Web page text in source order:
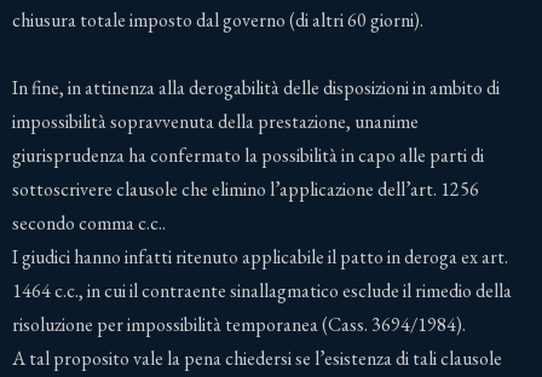
chiusura totale imposto dal governo (di altri 60 giorni).
In fine, in attinenza alla derogabilità delle disposizioni in ambito di
impossibilità sopravvenuta della prestazione, unanime
giurisprudenza ha confermato la possibilità in capo alle parti di
sottoscrivere clausole che elimino l’applicazione dell’art. 1256
secondo comma c.c..
I giudici hanno infatti ritenuto applicabile il patto in deroga ex art.
1464 c.c., in cui il contraente sinallagmatico esclude il rimedio della
risoluzione per impossibilità temporanea (Cass. 3694/1984).
A tal proposito vale la pena chiedersi se l’esistenza di tali clausole